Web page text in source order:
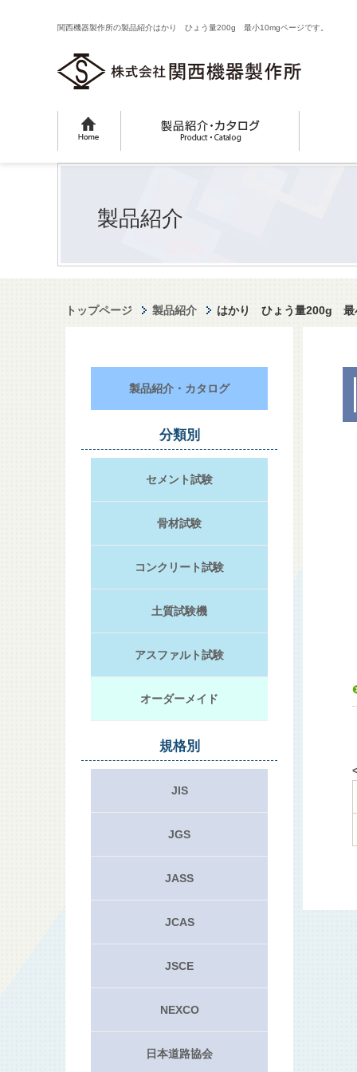
関西機器製作所の製品紹介はかり ひょう量200g 最小10mgページです。
製品紹介
トップページ 製品紹介 はかり ひょう量200g 最
製品紹介・カタログ
分類別
セメント試験
骨材試験
コンクリート試験
土質試験機
アスファルト試験
オーダーメイド
規格別
JIS
JGS
JASS
JCAS
JSCE
NEXCO
日本道路協会